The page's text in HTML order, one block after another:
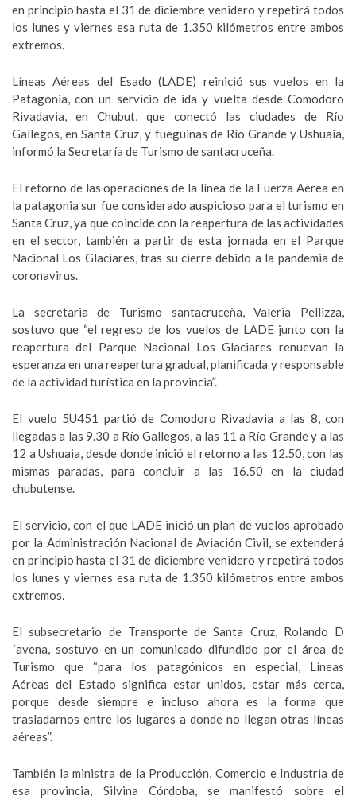
en principio hasta el 31 de diciembre venidero y repetirá todos
los lunes y viernes esa ruta de 1.350 kilómetros entre ambos
extremos.
Líneas Aéreas del Esado (LADE) reinició sus vuelos en la
Patagonia, con un servicio de ida y vuelta desde Comodoro
Rivadavia, en Chubut, que conectó las ciudades de Río
Gallegos, en Santa Cruz, y fueguinas de Río Grande y Ushuaia,
informó la Secretaría de Turismo de santacruceña.
El retorno de las operaciones de la línea de la Fuerza Aérea en
la patagonia sur fue considerado auspicioso para el turismo en
Santa Cruz, ya que coincide con la reapertura de las actividades
en el sector, también a partir de esta jornada en el Parque
Nacional Los Glaciares, tras su cierre debido a la pandemia de
coronavirus.
La secretaria de Turismo santacruceña, Valeria Pellizza,
sostuvo que “el regreso de los vuelos de LADE junto con la
reapertura del Parque Nacional Los Glaciares renuevan la
esperanza en una reapertura gradual, planificada y responsable
de la actividad turística en la provincia”.
El vuelo 5U451 partió de Comodoro Rivadavia a las 8, con
llegadas a las 9.30 a Río Gallegos, a las 11 a Río Grande y a las
12 a Ushuaia, desde donde inició el retorno a las 12.50, con las
mismas paradas, para concluir a las 16.50 en la ciudad
chubutense.
El servicio, con el que LADE inició un plan de vuelos aprobado
por la Administración Nacional de Aviación Civil, se extenderá
en principio hasta el 31 de diciembre venidero y repetirá todos
los lunes y viernes esa ruta de 1.350 kilómetros entre ambos
extremos.
El subsecretario de Transporte de Santa Cruz, Rolando D
´avena, sostuvo en un comunicado difundido por el área de
Turismo que “para los patagónicos en especial, Líneas
Aéreas del Estado significa estar unidos, estar más cerca,
porque desde siempre e incluso ahora es la forma que
trasladarnos entre los lugares a donde no llegan otras líneas
aéreas”.
También la ministra de la Producción, Comercio e Industria de
esa provincia, Silvina Córdoba, se manifestó sobre el